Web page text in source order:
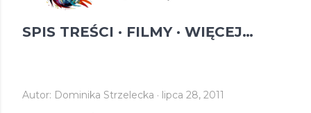
SPIS TREŚCI FILMY WIĘCEJ…
Autor: Dominika Strzelecka lipca 28, 2011